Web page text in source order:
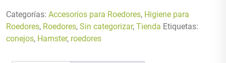
Categorías: Accesorios para Roedores, Higiene para
Roedores, Roedores, Sin categorizar, Tienda Etiquetas:
conejos, Hamster, roedores